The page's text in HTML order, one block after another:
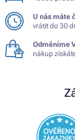
U nás máte
vrátit do 30
Odměníme
nákup